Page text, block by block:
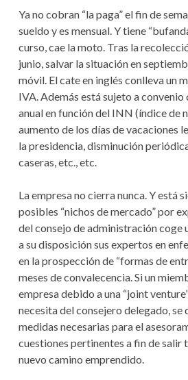
Ya no cobran “la paga” el fin de
sueldo y es mensual. Y tiene
curso, cae la moto. Tras la
junio, salvar la situación en
móvil. El cate en inglés conlleva un
IVA. Además está sujeto a
anual en función del INN (índice de
aumento de los días de vacaciones
la presidencia, disminución
caseras, etc., etc.
La empresa no cierra nunca. Y está
posibles “nichos de mercado” por
del consejo de administración coge
a su disposición sus expertos en
en la prospección de “formas de
meses de convalecencia. Si un
empresa debido a una “joint
necesita del consejero delegado, se
medidas necesarias para el
cuestiones pertinentes a fin de salir
nuevo camino emprendido.